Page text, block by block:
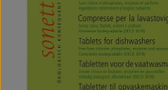
Ökokisten
Obst & Gemüse
Kühltheke